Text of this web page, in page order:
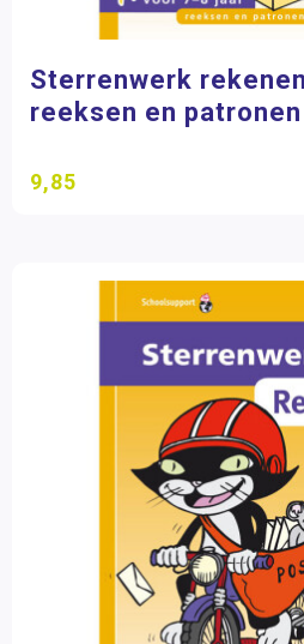
Sterrenwerk
reeksen en patronen
9,85